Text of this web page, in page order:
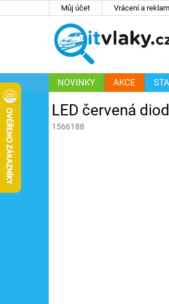
Můj účet Vrácení a
NOVINKY AKCE
ZNAČKY
LED červená
1566188